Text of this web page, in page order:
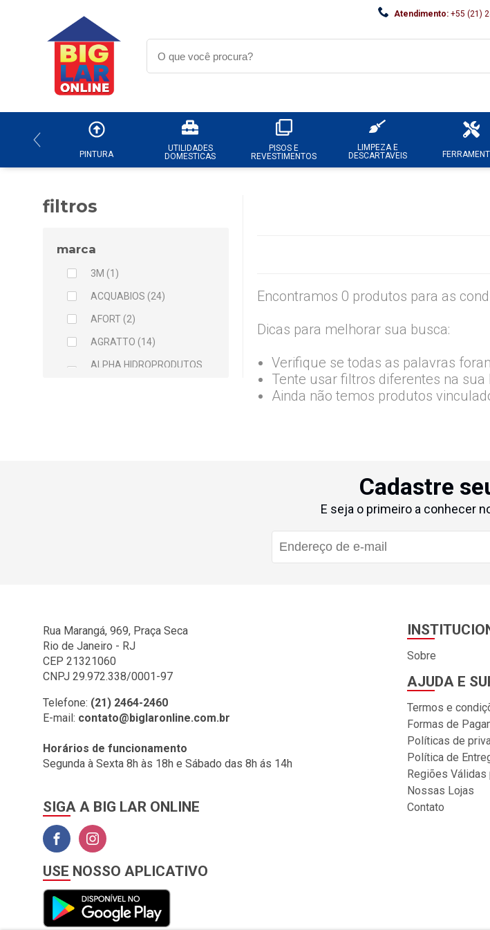
Atendimento: +55 (21)
PINTURA
UTILIDADES
DOMESTICAS
PISOS E
REVESTIMENTOS
LIMPEZA E
DESCARTAVEIS
filtros
marca
3M (1)
ACQUABIOS (24)
AFORT (2)
AGRATTO (14)
ALPHA HIDROPRODUTOS
BIG LAR (1)
BOMBRIL (2)
BOTAFOGO (3)
BRASILIT (1)
BRONZEARTE (4)
CERAL (35)
CLINCK COMERCIO DE
COLGATE (1)
COMEP (1)
CORTAG (1)
COZIMAX (63)
Encontramos 0 produtos para as
Dicas para melhorar sua busca:
Verifique se todas as palavras
Tente usar filtros diferentes na sua
Ainda não temos produtos
Cadastre
E seja o primeiro a conhecer
Rua Marangá, 969, Praça Seca
Rio de Janeiro - RJ
CEP 21321060
CNPJ 29.972.338/0001-97
Telefone: (21) 2464-2460
E-mail: contato@biglaronline.com.br
Horários de funcionamento
Segunda à Sexta 8h às 18h e Sábado das 8h ás 14h
SIGA A BIG LAR ONLINE
Sobre
AJUDA E
Termos e
Formas de
Políticas de
Política de
Regiões Válidas
Nossas Lojas
Contato
USE NOSSO APLICATIVO